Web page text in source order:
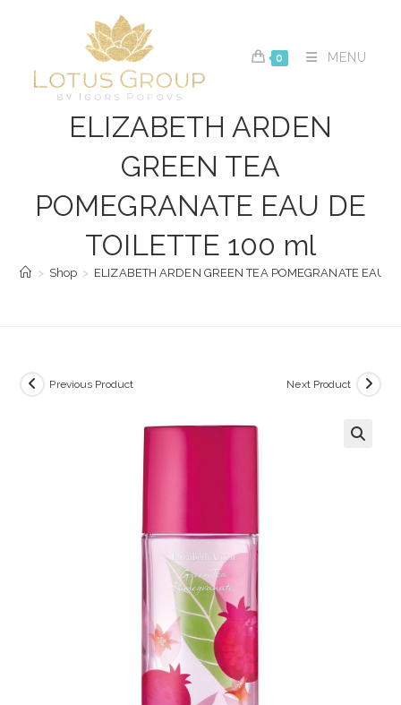
0 MENU
ELIZABETH ARDEN
GREEN TEA
POMEGRANATE EAU DE
TOILETTE 100 ml
> Shop > ELIZABETH ARDEN GREEN TEA POMEGRANATE EAU
Previous Product Next Product